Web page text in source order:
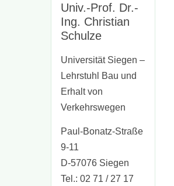
Univ.-Prof. Dr.-
Ing. Christian
Schulze
Universität Siegen –
Lehrstuhl Bau und
Erhalt von
Verkehrswegen
Paul-Bonatz-Straße
9-11
D-57076 Siegen
Tel.: 02 71 / 27 17